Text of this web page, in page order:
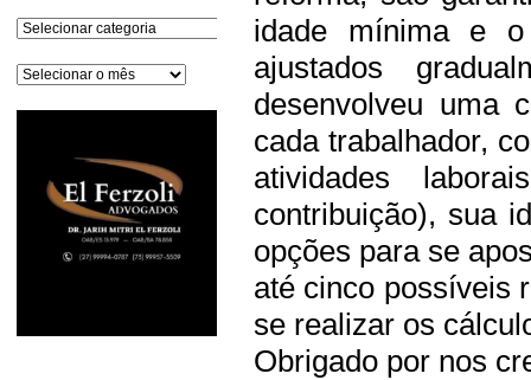
Categorias
Arquivos
idade mínima e o
ajustados
desenvolveu uma
cada trabalhador,
atividades
contribuição), sua
opções para se
até cinco possíveis
se realizar os
Obrigado por nos